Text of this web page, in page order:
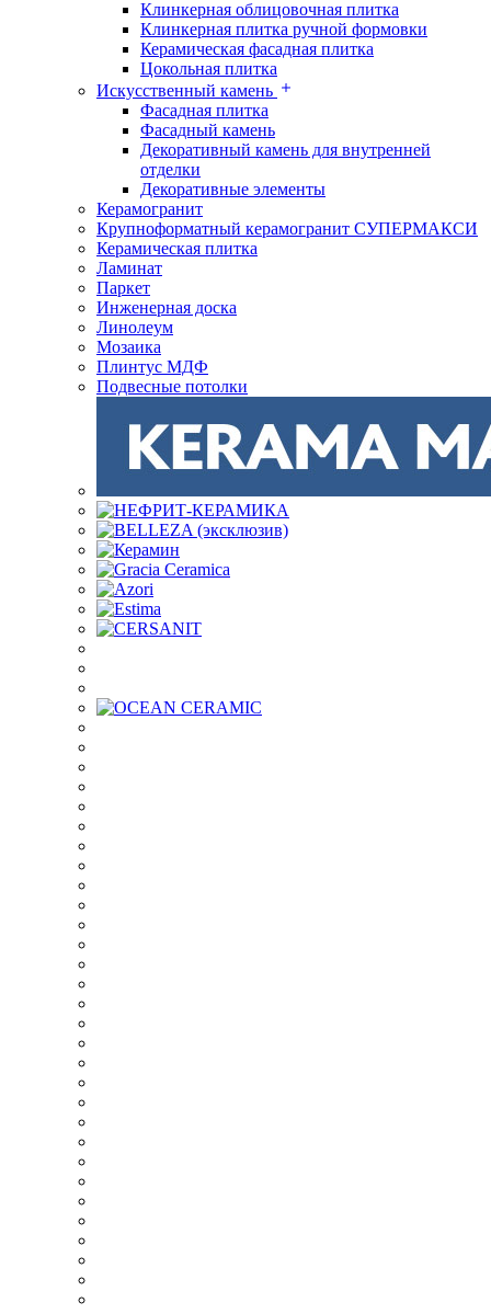
Клинкерная облицовочная плитка
Клинкерная плитка ручной формовки
Керамическая фасадная плитка
Цокольная плитка
Искусственный камень
Фасадная плитка
Фасадный камень
Декоративный камень для внутренней
отделки
Декоративные элементы
Керамогранит
Крупноформатный керамогранит СУПЕРМАКСИ
Керамическая плитка
Ламинат
Паркет
Инженерная доска
Линолеум
Мозаика
Плинтус МДФ
Подвесные потолки